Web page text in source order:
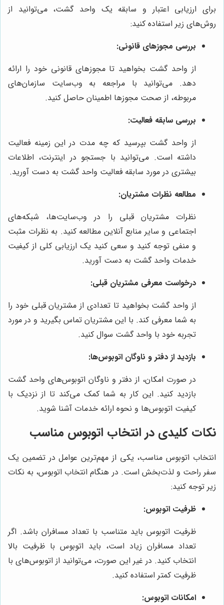
برای ارزیابی اعتبار و سابقه یک واحد گشت، می‌توانید از
روش‌های زیر استفاده کنید:
بررسی مجوزهای قانونی:
از واحد گشت بخواهید تا مجوزهای قانونی خود را ارائه
دهد. می‌توانید با مراجعه به وب‌سایت سازمان‌های
مربوطه، از صحت مجوزها اطمینان حاصل کنید.
بررسی سابقه فعالیت:
از واحد گشت بپرسید که چه مدت در این زمینه فعالیت
داشته است. می‌توانید با جستجو در اینترنت، اطلاعات
بیشتری در مورد سابقه فعالیت واحد گشت به دست آورید.
مطالعه نظرات مشتریان:
نظرات مشتریان قبلی را در وب‌سایت‌ها، شبکه‌های
اجتماعی و سایر منابع آنلاین مطالعه کنید. به نظرات مثبت
و منفی توجه کنید و سعی کنید یک ارزیابی کلی از کیفیت
خدمات واحد گشت به دست آورید.
درخواست معرفی مشتریان قبلی:
از واحد گشت بخواهید تا تعدادی از مشتریان قبلی خود را
به شما معرفی کند. با این مشتریان تماس بگیرید و در مورد
تجربه خود با واحد گشت سوال کنید.
بازدید از دفتر و ناوگان اتوبوس‌ها:
در صورت امکان، از دفتر و ناوگان اتوبوس‌های واحد گشت
بازدید کنید. این کار به شما کمک می‌کند تا از نزدیک با
کیفیت اتوبوس‌ها و نحوه ارائه خدمات آشنا شوید.
نکات کلیدی در انتخاب اتوبوس مناسب
انتخاب اتوبوس مناسب، یکی از مهم‌ترین عوامل در تضمین یک
سفر راحت و لذت‌بخش است. در هنگام انتخاب اتوبوس، به نکات
زیر توجه کنید:
ظرفیت اتوبوس:
ظرفیت اتوبوس باید متناسب با تعداد مسافران باشد. اگر
تعداد مسافران زیاد است، باید اتوبوس با ظرفیت بالا
انتخاب کنید. در غیر این صورت، می‌توانید از اتوبوس‌های با
ظرفیت کمتر استفاده کنید.
امکانات اتوبوس: